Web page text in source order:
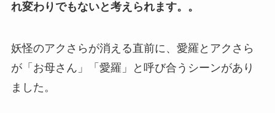
れ変わりでもないと考えられます。 。
妖怪のアクさらが消える直前に、愛羅とアクさら
が「お母さん」「愛羅」と呼び合うシーンがあり
ました。